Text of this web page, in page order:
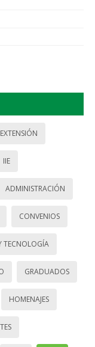
EXTENSIÓN
IIE
ADMINISTRACIÓN
CONVENIOS
TECNOLOGÍA
GRADUADOS
HOMENAJES